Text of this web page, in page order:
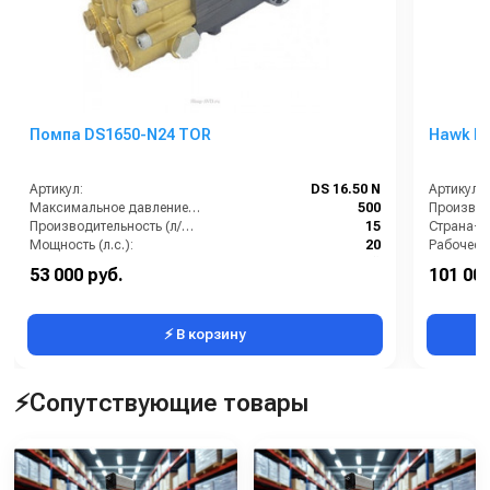
Помпа DS1650-N24 TOR
Артикул:
DS 16.50 N
Максимальное давление (бар):
500
Производительность (л/мин):
15
Мощность (л.с.):
20
Страна-производитель:
Мощность (кВт):
53 000 руб.
⚡ В корзину
Hawk
Артикул:
Страна-
Рабочее
101
⚡Сопутствующие товары